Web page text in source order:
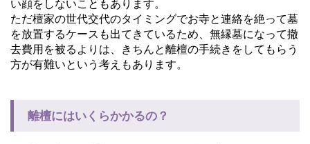
い顔をしないこともあります。
ただ檀家の世代交代のタイミングでお寺と連絡を絶って墓
を放置するケースも出てきているため、無縁墓になって撤
去費用を被るよりは、きちんと離檀の手続きをしてもらう
方が有難いという考えもあります。
離檀にはいくらかかるの？